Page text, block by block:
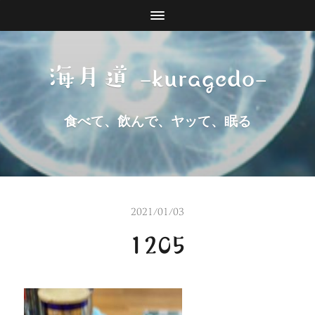
海月道 -kuragedo-
食べて、飲んで、ヤッて、眠る
2021/01/03
1205